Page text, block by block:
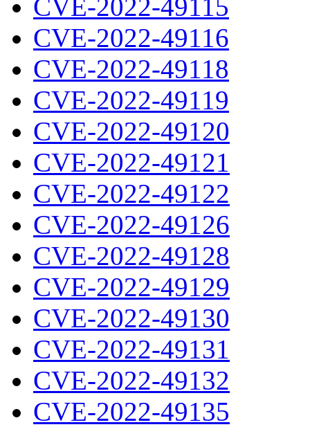
CVE-2022-49115
CVE-2022-49116
CVE-2022-49118
CVE-2022-49119
CVE-2022-49120
CVE-2022-49121
CVE-2022-49122
CVE-2022-49126
CVE-2022-49128
CVE-2022-49129
CVE-2022-49130
CVE-2022-49131
CVE-2022-49132
CVE-2022-49135